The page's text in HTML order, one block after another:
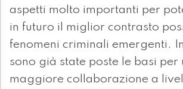
aspetti molto importanti per
in futuro il miglior contrasto
fenomeni criminali emergenti.
sono già state poste le basi per
maggiore collaborazione a